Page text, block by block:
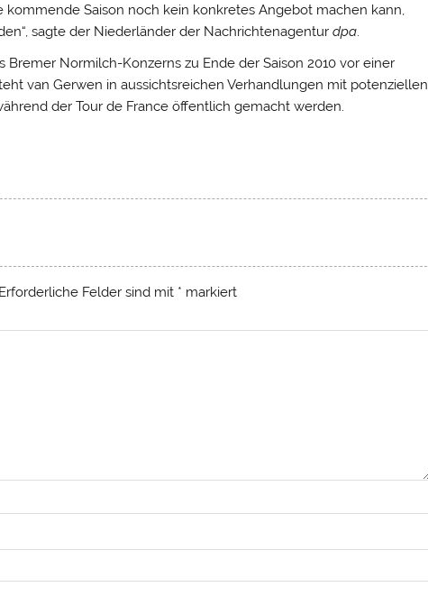
kommende Saison noch kein konkretes Angebot machen kann,
sagte der Niederländer der Nachrichtenagenturdpa.
Normilch-Konzerns zu Ende der Saison 2010 vor einer
van Gerwen in aussichtsreichen Verhandlungen mit potenziellen
der Tour de France öffentlich gemacht werden.
Erforderliche Felder sind mit * markiert